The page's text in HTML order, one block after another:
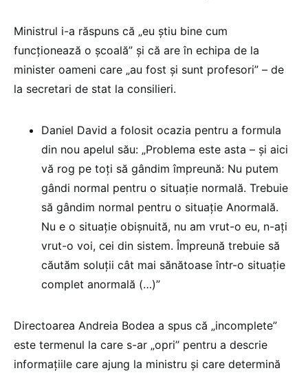
Ministrul i-a răspuns că „eu știu bine cum
funcționează o școală” și că are în echipa de la
minister oameni care „au fost și sunt profesori” – de
la secretari de stat la consilieri.
Daniel David a folosit ocazia pentru a formula
din nou apelul său: „Problema este asta – și aici
vă rog pe toți să gândim împreună: Nu putem
gândi normal pentru o situație normală. Trebuie
să gândim normal pentru o situație Anormală.
Nu e o situație obișnuită, nu am vrut-o eu, n-ați
vrut-o voi, cei din sistem. Împreună trebuie să
căutăm soluții cât mai sănătoase într-o situație
complet anormală (…)”
Directoarea Andreia Bodea a spus că „incomplete”
este termenul la care s-ar „opri” pentru a descrie
informațiile care ajung la ministru și care determină